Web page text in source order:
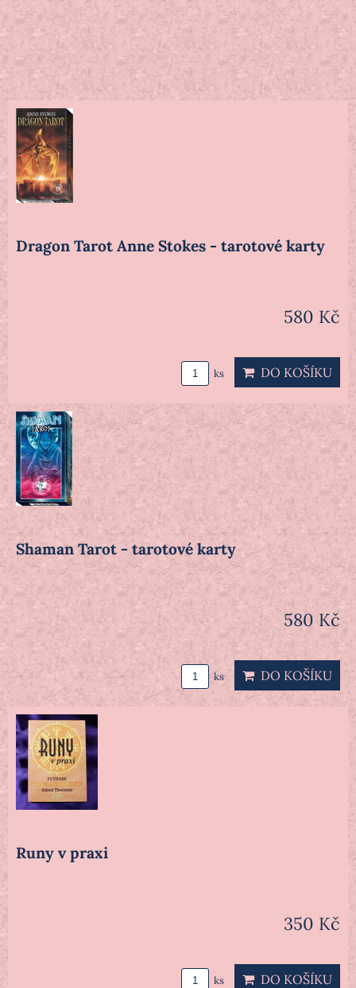
Dragon Tarot Anne Stokes - tarotové karty
580 Kč
ks DO KOŠÍKU
Shaman Tarot - tarotové karty
580 Kč
ks DO KOŠÍKU
Runy v praxi
350 Kč
ks DO KOŠÍKU